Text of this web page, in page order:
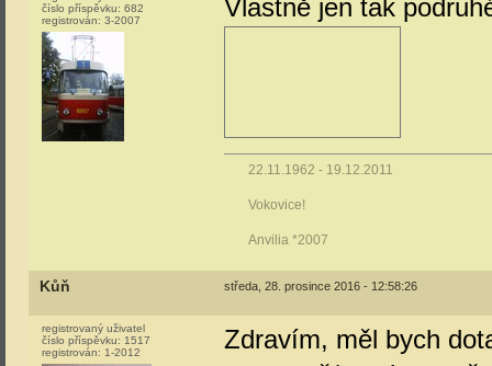
číslo příspěvku: 682
registrován: 3-2007 Vlastně jen tak
22.11.1962 - 19.12.2011
Vokovice!
Anvilia *2007
Kůň středa, 28. prosince 2016 - 12:58:26
registrovaný uživatel
číslo příspěvku: 1517
registrován: 1-2012
Zdravím, měl bych